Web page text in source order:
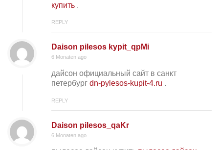
купить .
REPLY
Daison pilesos kypit_qpMi
6 Monaten ago
дайсон официальный сайт в санкт
петербург dn-pylesos-kupit-4.ru .
REPLY
Daison pilesos_qaKr
6 Monaten ago